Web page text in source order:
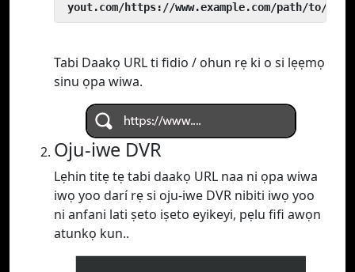
yout.com/https://www.example.com/path/to/
Tabi Daakọ URL ti fidio / ohun rẹ ki o si lẹẹmọ
sinu ọpa wiwa.
Oju-iwe DVR
Lẹhin titẹ tẹ tabi daakọ URL naa ni ọpa wiwa
iwọ yoo darí rẹ si oju-iwe DVR nibiti iwọ yoo
ni anfani lati ṣeto iṣeto eyikeyi, pẹlu fifi awọn
atunkọ kun..